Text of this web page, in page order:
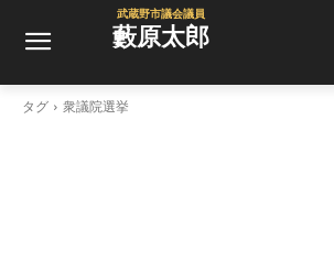
武蔵野市議会議員
藪原太郎
タグ 衆議院選挙